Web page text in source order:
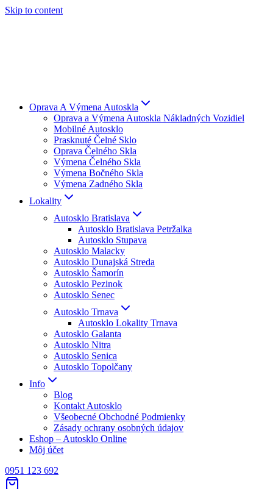
Skip to content
Oprava A Výmena Autoskla
Oprava a Výmena Autoskla Nákladných Vozidiel
Mobilné Autosklo
Prasknuté Čelné Sklo
Oprava Čelného Skla
Výmena Čelného Skla
Výmena Bočného Skla
Výmena Zadného Skla
Lokality
Autosklo Bratislava
Autosklo Bratislava Petržalka
Autosklo Stupava
Autosklo Malacky
Autosklo Dunajská Streda
Autosklo Šamorín
Autosklo Pezinok
Autosklo Senec
Autosklo Trnava
Autosklo Lokality Trnava
Autosklo Galanta
Autosklo Nitra
Autosklo Senica
Autosklo Topolčany
Info
Blog
Kontakt Autosklo
Všeobecné Obchodné Podmienky
Zásady ochrany osobných údajov
Eshop – Autosklo Online
Môj účet
0951 123 692